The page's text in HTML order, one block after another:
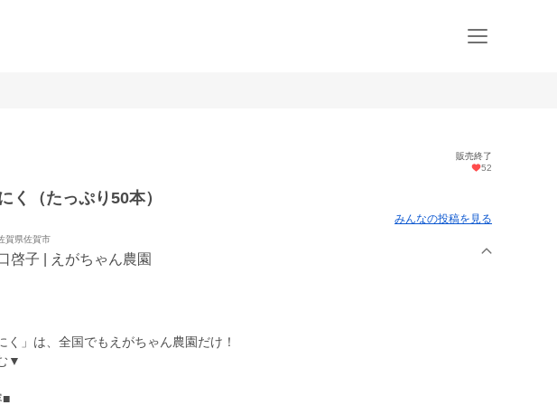
販売終了
52
く（たっぷり50本）
みんなの投稿を見る
賀県佐賀市
啓子 | えがちゃん農園
く」は、全国でもえがちゃん農園だけ！
▼
■